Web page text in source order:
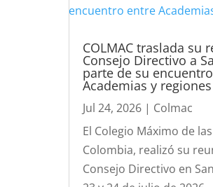
COLMAC traslada su
Consejo Directivo a
parte de su
Academias y regiones
Jul 24, 2026 | Colmac
El Colegio Máximo de
Colombia, realizó su
Consejo Directivo en